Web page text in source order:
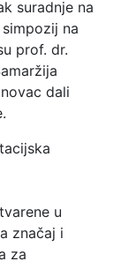
suradnje na
na
prof. dr.
dali
u
značaj i
za